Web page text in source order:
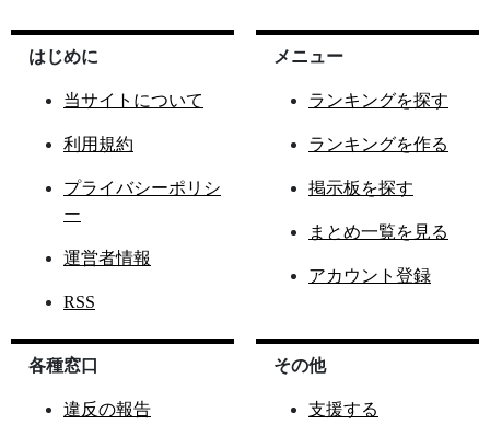
はじめに
当サイトについて
利用規約
プライバシーポリシ
ー
運営者情報
RSS
メニュー
ランキングを探す
ランキングを作る
掲示板を探す
まとめ一覧を見る
アカウント登録
各種窓口
違反の報告
その他
支援する